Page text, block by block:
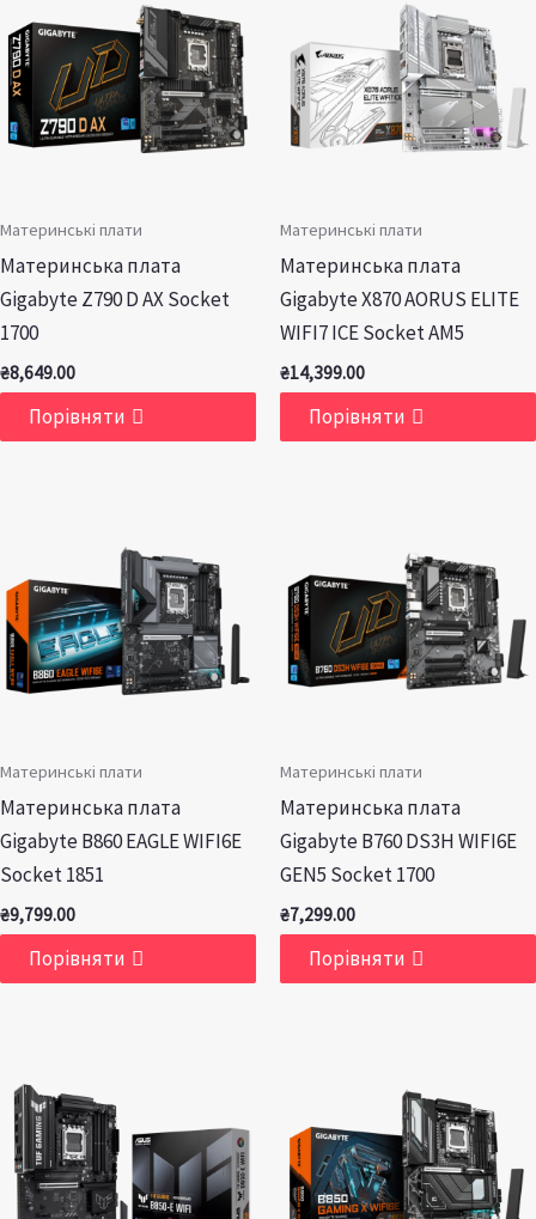
Материнські плати
Материнська плата
Gigabyte Z790 D AX Socket
1700
₴8,649.00
Порівняти
Материнські плати
Материнська плата
Gigabyte X870 AORUS ELITE
WIFI7 ICE Socket AM5
₴14,399.00
Порівняти
Материнські плати
Материнська плата
Gigabyte B860 EAGLE WIFI6E
Socket 1851
₴9,799.00
Порівняти
Материнські плати
Материнська плата
Gigabyte B760 DS3H WIFI6E
GEN5 Socket 1700
₴7,299.00
Порівняти